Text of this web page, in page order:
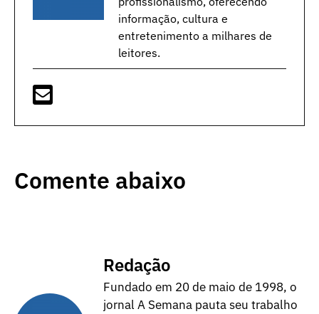
informação, cultura e
entretenimento a milhares de
leitores.
Comente abaixo
Redação
Fundado em 20 de maio de 1998, o
jornal A Semana pauta seu trabalho